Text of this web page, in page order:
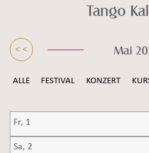
Tango
Seiteninhalt überspringen und zur
< < Mai
ALLE FESTIVAL KONZERT
Fr, 1
Sa, 2